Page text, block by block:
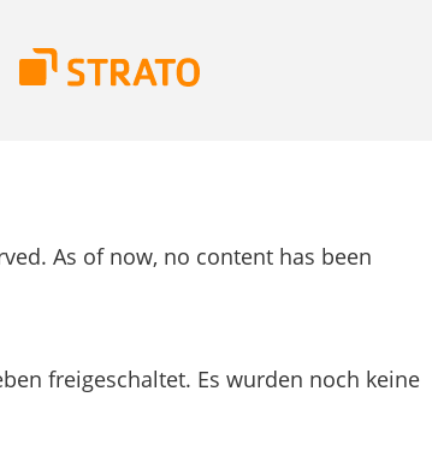
As of now, no content has been
freigeschaltet. Es wurden noch keine